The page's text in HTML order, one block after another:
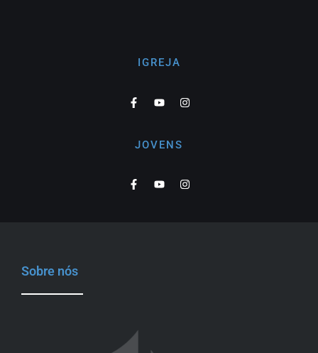
IGREJA
JOVENS
Sobre nós